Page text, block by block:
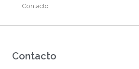
Contacto
Contacto